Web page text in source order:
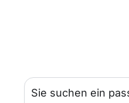
Sie suchen ein